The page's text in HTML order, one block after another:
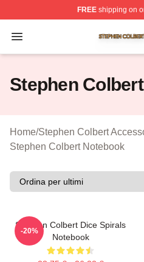
FREEshipping on
Open menu
Stephen Colbert Shop
Stephen
Home/Stephen Colbert
Stephen Colbert Notebook
Stephen Colbert Dice Spirals
Notebook
-20%